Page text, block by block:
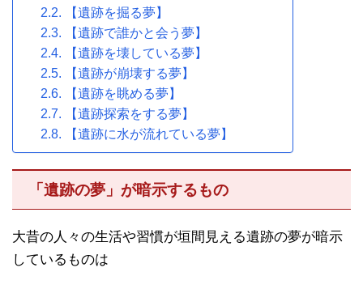
【遺跡を掘る夢】
【遺跡で誰かと会う夢】
【遺跡を壊している夢】
【遺跡が崩壊する夢】
【遺跡を眺める夢】
【遺跡探索をする夢】
【遺跡に水が流れている夢】
「遺跡の夢」が暗示するもの
大昔の人々の生活や習慣が垣間見える遺跡の夢が暗示
しているものは